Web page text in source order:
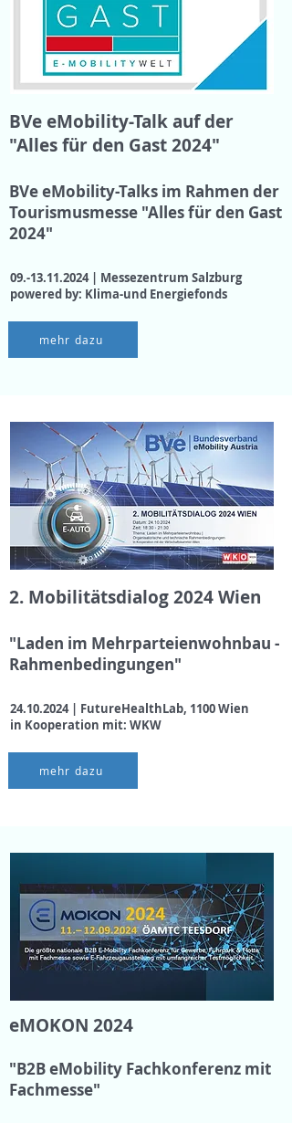
BVe eMobility-Talk auf der
"Alles für den Gast 2024"
BVe eMobility-Talks im Rahmen der
Tourismusmesse "Alles für den Gast
2024"
09.-13.11.2024| Messezentrum Salzburg
powered by: Klima-und Energiefonds
mehr dazu
2. Mobilitätsdialog 2024 Wien
"Laden im Mehrparteienwohnbau -
Rahmenbedingungen"
24.10.2024| FutureHealthLab, 1100 Wien
in Kooperation mit: WKW
mehr dazu
eMOKON 2024
"B2B eMobility Fachkonferenz mit
Fachmesse"